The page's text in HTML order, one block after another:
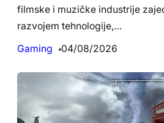
filmske i muzičke industrije
razvojem tehnologije,…
Gaming
04/08/2026